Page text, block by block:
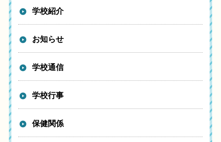
学校紹介
お知らせ
学校通信
学校行事
保健関係